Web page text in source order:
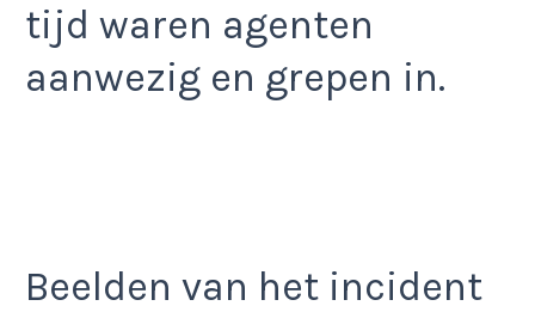
tijd waren agenten
aanwezig en grepen in.
Beelden van het incident